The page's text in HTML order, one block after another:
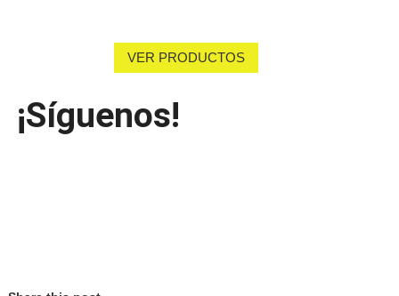
VER PRODUCTOS
¡Síguenos!